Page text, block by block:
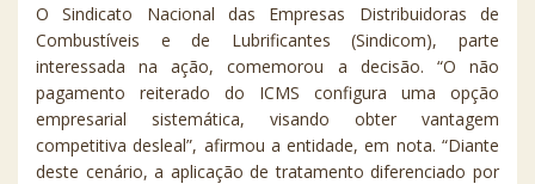
O Sindicato Nacional das Empresas Distribuidoras de
Combustíveis e de Lubrificantes (Sindicom), parte
interessada na ação, comemorou a decisão. “O não
pagamento reiterado do ICMS configura uma opção
empresarial sistemática, visando obter vantagem
competitiva desleal”, afirmou a entidade, em nota. “Diante
deste cenário, a aplicação de tratamento diferenciado por